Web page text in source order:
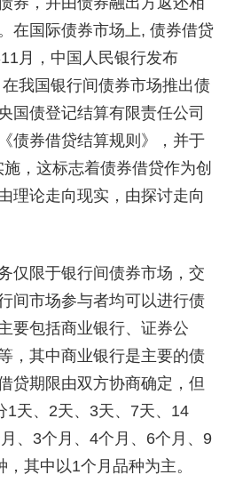
在国际债券市场上, 债券借贷
月，中国人民银行发布
在我国银行间债券市场推出债
国债登记结算有限责任公司
债券借贷结算规则》，并于
，这标志着债券借贷作为创
理论走向现实，由探讨走向
限于银行间债券市场，交
间市场参与者均可以进行债
要包括商业银行、证券公
，其中商业银行是主要的债
贷期限由双方协商确定，但
1天、2天、3天、7天、14
、3个月、4个月、6个月、9
其中以1个月品种为主。